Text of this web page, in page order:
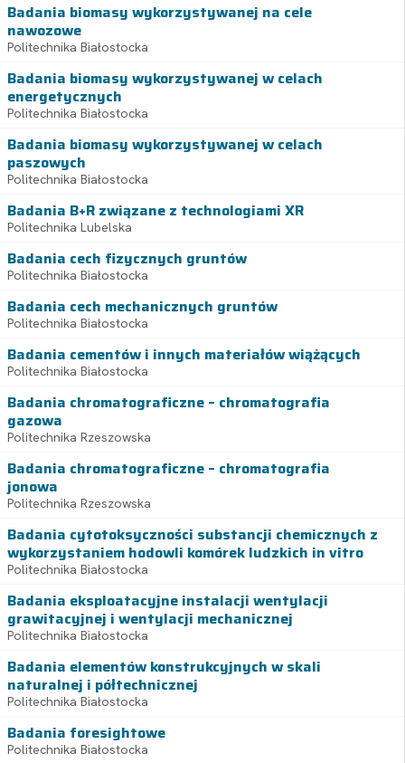
Badania biomasy wykorzystywanej na cele
nawozowe
Politechnika Białostocka
Badania biomasy wykorzystywanej w celach
energetycznych
Politechnika Białostocka
Badania biomasy wykorzystywanej w celach
paszowych
Politechnika Białostocka
Badania B+R związane z technologiami XR
Politechnika Lubelska
Badania cech fizycznych gruntów
Politechnika Białostocka
Badania cech mechanicznych gruntów
Politechnika Białostocka
Badania cementów i innych materiałów wiążących
Politechnika Białostocka
Badania chromatograficzne – chromatografia
gazowa
Politechnika Rzeszowska
Badania chromatograficzne – chromatografia
jonowa
Politechnika Rzeszowska
Badania cytotoksyczności substancji chemicznych z
wykorzystaniem hodowli komórek ludzkich in vitro
Politechnika Białostocka
Badania eksploatacyjne instalacji wentylacji
grawitacyjnej i wentylacji mechanicznej
Politechnika Białostocka
Badania elementów konstrukcyjnych w skali
naturalnej i półtechnicznej
Politechnika Białostocka
Badania foresightowe
Politechnika Białostocka